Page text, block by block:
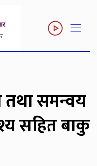
तथा समन्वय
सहित बाकु